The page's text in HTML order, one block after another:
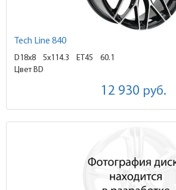
Tech Line 840
D18x8 5x114.3 ET45
60.1
Цвет BD
12 930 руб.